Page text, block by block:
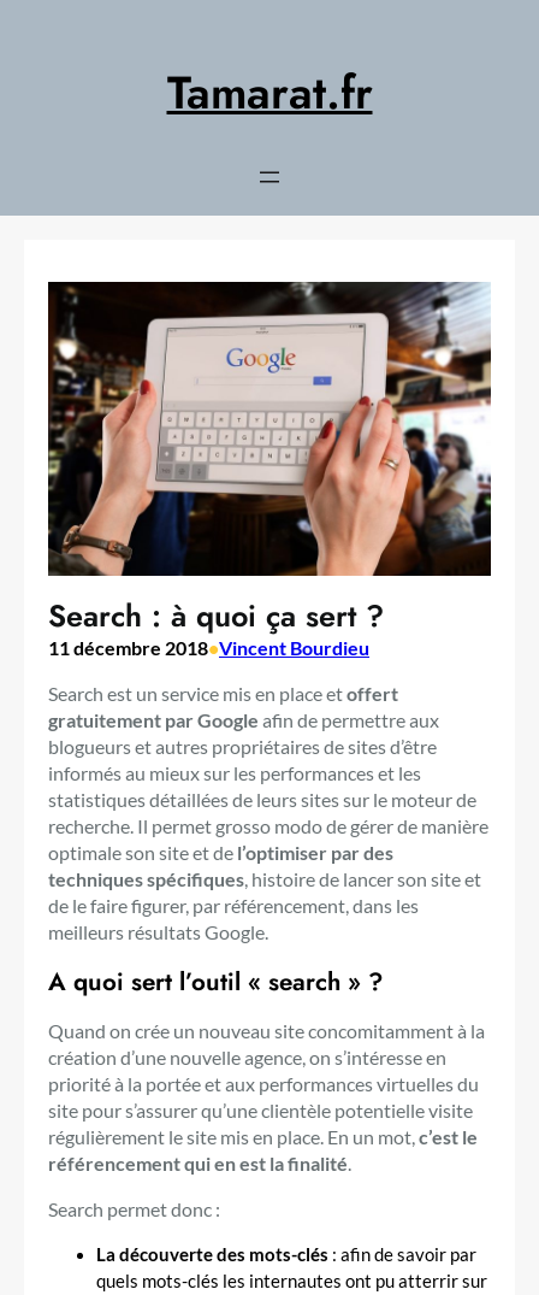
Tamarat.fr
Search : à quoi ça sert ?
11 décembre 2018•Vincent Bourdieu
Search est un service mis en place etoffert
gratuitement par Google afin de permettre aux
blogueurs et autres propriétaires de sites d’être
informés au mieux sur les performances et les
statistiques détaillées de leurs sites sur le moteur de
recherche. Il permet grosso modo de gérer de manière
optimale son site et de l’optimiser par des
techniques spécifiques , histoire de lancer son site et
de le faire figurer, par référencement, dans les
meilleurs résultats Google.
A quoi sert l’outil « search » ?
Quand on crée un nouveau site concomitamment à la
création d’une nouvelle agence, on s’intéresse en
priorité à la portée et aux performances virtuelles du
site pour s’assurer qu’une clientèle potentielle visite
régulièrement le site mis en place. En un mot,c’est le
référencement qui en est la finalité.
Search permet donc :
La découverte des mots-clés : afin de savoir par
quels mots-clés les internautes ont pu atterrir sur